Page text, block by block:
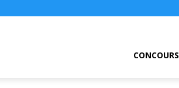
CONCOURS